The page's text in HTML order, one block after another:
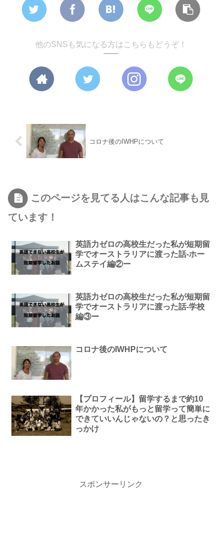
他のSNSも気になる方はこちらもどうぞ！
コロナ後のIWHPについて
このページを見てる人はこんな記事も見
ています！
英語力ゼロの高校生だった私が短期留
学でオーストラリアに渡った話-ホー
ムステイ編②ー
英語力ゼロの高校生だった私が短期留
学でオーストラリアに渡った話-学校
編③ー
コロナ後のIWHPについて
【プロフィール】留学するまで約10
年かかった私がもっと留学って簡単に
できていいんじゃないの？と思ったき
っかけ
スポンサーリンク